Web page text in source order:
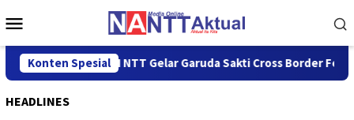
ke
Mobile
Konten Spesial
Jalin Sinergi, BI NTT Gelar Garuda Sakti Cross Border Fest
HEADLINES